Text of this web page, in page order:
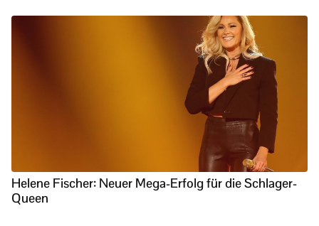
Helene Fischer: Neuer Mega-Erfolg für die Schlager-
Queen